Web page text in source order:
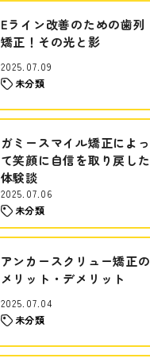
Eライン改善のための歯列
矯正！その光と影
2025.07.09
未分類
ガミースマイル矯正によっ
て笑顔に自信を取り戻した
体験談
2025.07.06
未分類
アンカースクリュー矯正の
メリット・デメリット
2025.07.04
未分類